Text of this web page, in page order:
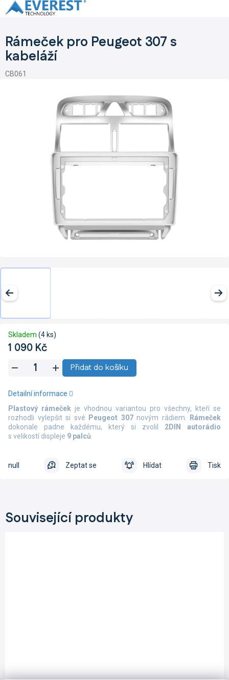
Přejít
na
Rámeček pro Peugeot 307 s
kabeláží
CB061
1 090 Kč
Skladem (4 ks)
Přidat do košíku
Plastový rámeček je vhodnou variantou pro všechny, kteří se
rozhodli vylepšit si své
Peugeot 307 novým rádiem.
Rámeček
dokonale padne každému, který si zvolil 2DIN autorádio
s velikostí displeje 9 palců.
Detailní informace
Tisk
Zeptat se Hlídat
null
Související produkty